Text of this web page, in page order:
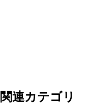
関連カテゴリ